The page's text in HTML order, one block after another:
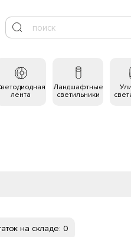
лента
Ландшафтные
светильники
на складе: 0